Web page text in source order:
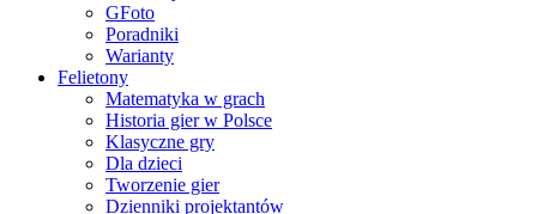
GFoto
Poradniki
Warianty
Felietony
Matematyka w grach
Historia gier w Polsce
Klasyczne gry
Dla dzieci
Tworzenie gier
Dzienniki projektantów